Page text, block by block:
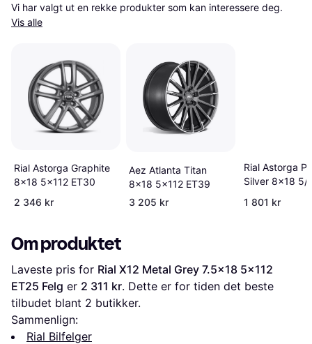
Vis alle
Rial Astorga Graphite
8x18 5x112 ET30
2 346 kr
Aez Atlanta Titan
8x18 5x112 ET39
3 205 kr
Rial Astorga
Silver 8x18 5/
1 801 kr
Om produktet
Laveste pris for Rial X12 Metal Grey 7.5x18 5x112
ET25 Felg er 2 311 kr. Dette er for tiden det beste
tilbudet blant 2 butikker.
Sammenlign:
Rial Bilfelger